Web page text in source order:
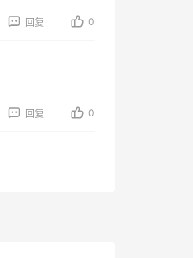
回复 0
回复 0